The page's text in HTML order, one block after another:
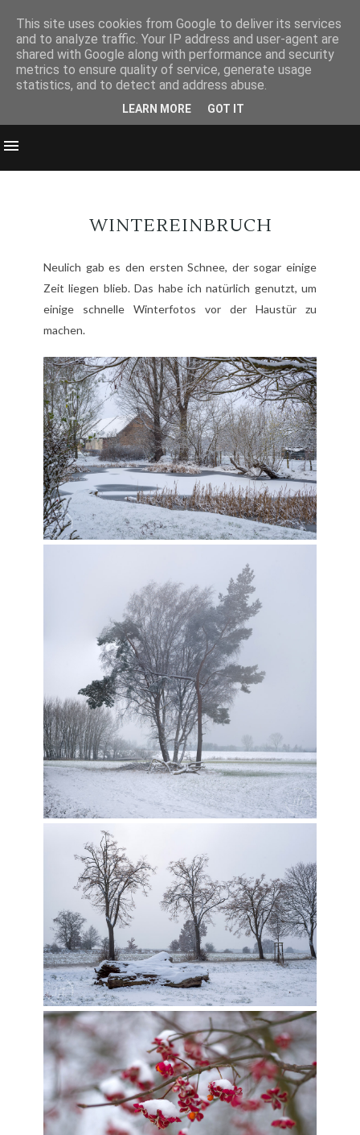
WINTEREINBRUCH
Neulich gab es den ersten Schnee, der sogar einige
Zeit liegen blieb. Das habe ich natürlich genutzt, um
einige schnelle Winterfotos vor der Haustür zu
machen.
This site uses cookies from Google to deliver its services
and to analyze traffic. Your IP address and user-agent are
shared with Google along with performance and security
metrics to ensure quality of service, generate usage
statistics, and to detect and address abuse.
LEARN MORE GOT IT